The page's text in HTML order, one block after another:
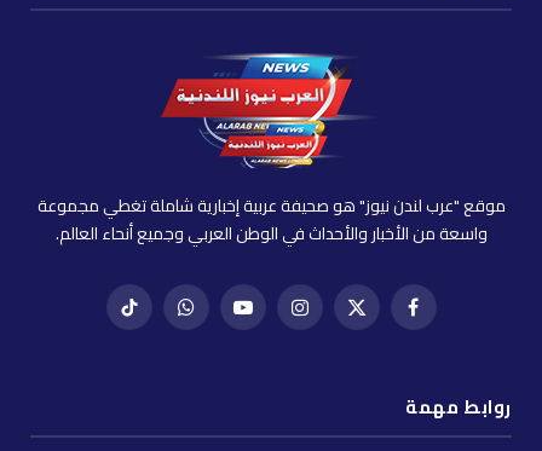
موقع "عرب لندن نيوز" هو صحيفة عربية إخبارية شاملة تغطي مجموعة
واسعة من الأخبار والأحداث في الوطن العربي وجميع أنحاء العالم.
فيسبوكX
إنستغراميوتيوب واتساب تيك
روابط مهمة